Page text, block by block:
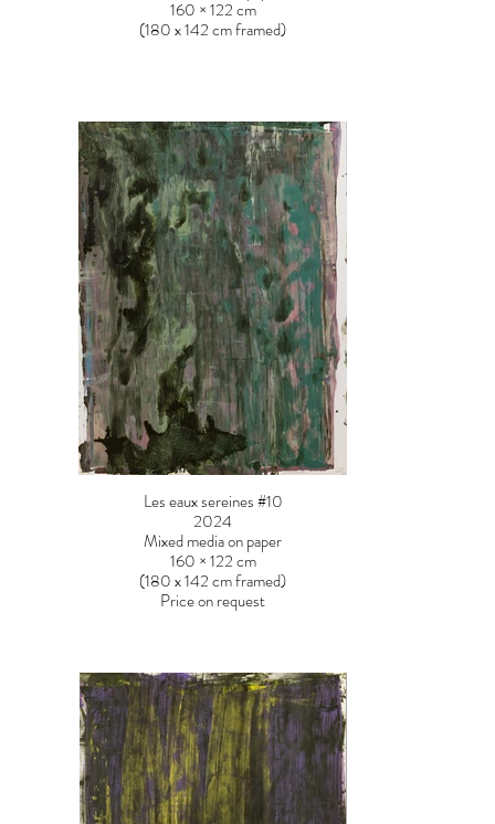
160 × 122 cm
(180 x 142 cm framed)
Les eaux sereines #10
2024
Mixed media on paper
160 × 122 cm
(180 x 142 cm framed)
Price on request